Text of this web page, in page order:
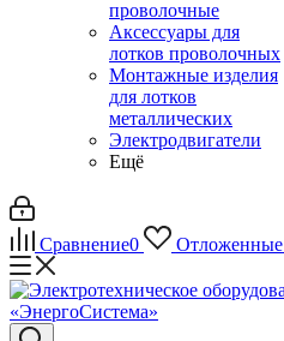
проволочные
Аксессуары для
лотков проволочных
Монтажные изделия
для лотков
металлических
Электродвигатели
Ещё
Сравнение0 Отложенные